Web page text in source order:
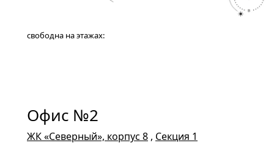
свободна на этажах:
Офис №2
ЖК «Северный», корпус 8 , Секция 1